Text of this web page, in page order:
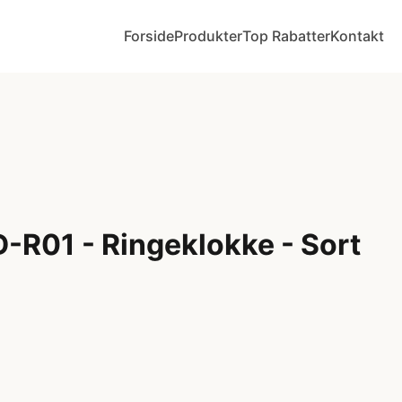
ForsideProdukterTop RabatterKontakt
R01 - Ringeklokke - Sort